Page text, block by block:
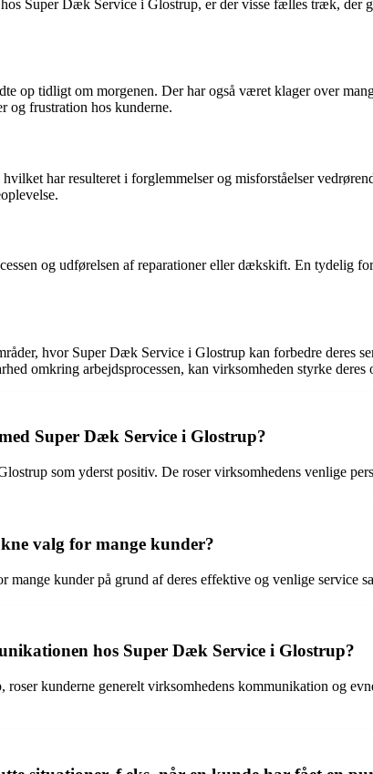
Super Dæk Service i Glostrup, er der visse fælles træk, der
op tidligt om morgenen. Der har også været klager over
og frustration hos kunderne.
har resulteret i forglemmelser og misforståelser
og udførelsen af reparationer eller dækskift. En tydelig
hvor Super Dæk Service i Glostrup kan forbedre deres
omkring arbejdsprocessen, kan virksomheden styrke deres
Super Dæk Service i Glostrup?
som yderst positiv. De roser virksomhedens venlige
valg for mange kunder?
kunder på grund af deres effektive og venlige service
hos Super Dæk Service i Glostrup?
kunderne generelt virksomhedens kommunikation og